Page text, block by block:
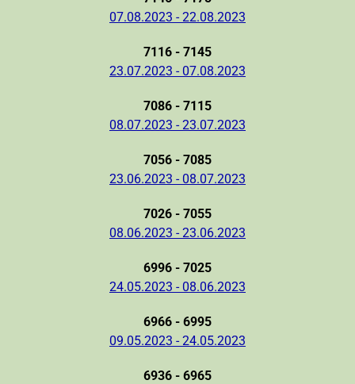
07.08.2023 - 22.08.2023
7116 - 7145
23.07.2023 - 07.08.2023
7086 - 7115
08.07.2023 - 23.07.2023
7056 - 7085
23.06.2023 - 08.07.2023
7026 - 7055
08.06.2023 - 23.06.2023
6996 - 7025
24.05.2023 - 08.06.2023
6966 - 6995
09.05.2023 - 24.05.2023
6936 - 6965